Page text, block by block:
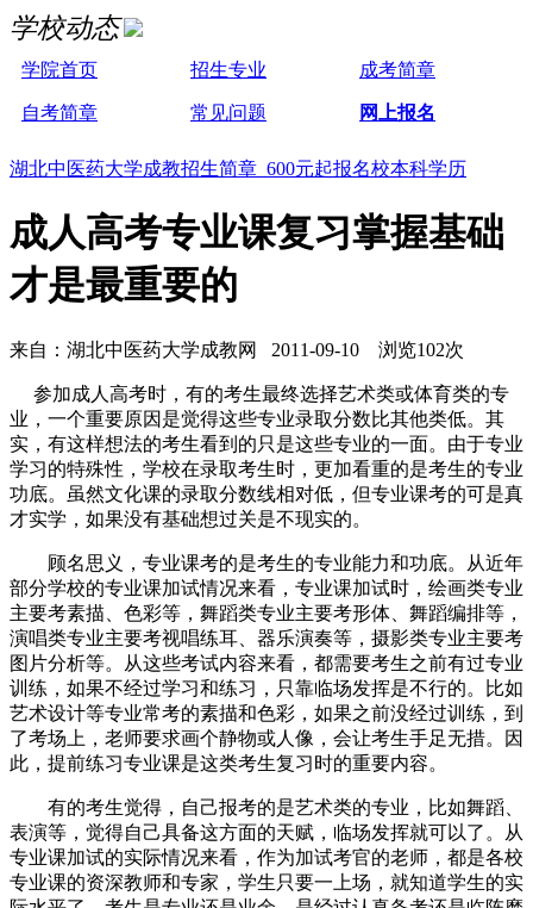
学校动态
学院首页 招生专业 成考简章
自考简章 常见问题 网上报名
湖北中医药大学成教招生简章 600元起报名校本科学历
成人高考专业课复习掌握基础
才是最重要的
来自：湖北中医药大学成教网 2011-09-10 浏览102次
参加成人高考时，有的考生最终选择艺术类或体育类的专
业，一个重要原因是觉得这些专业录取分数比其他类低。其
实，有这样想法的考生看到的只是这些专业的一面。由于专业
学习的特殊性，学校在录取考生时，更加看重的是考生的专业
功底。虽然文化课的录取分数线相对低，但专业课考的可是真
才实学，如果没有基础想过关是不现实的。
顾名思义，专业课考的是考生的专业能力和功底。从近年
部分学校的专业课加试情况来看，专业课加试时，绘画类专业
主要考素描、色彩等，舞蹈类专业主要考形体、舞蹈编排等，
演唱类专业主要考视唱练耳、器乐演奏等，摄影类专业主要考
图片分析等。从这些考试内容来看，都需要考生之前有过专业
训练，如果不经过学习和练习，只靠临场发挥是不行的。比如
艺术设计等专业常考的素描和色彩，如果之前没经过训练，到
了考场上，老师要求画个静物或人像，会让考生手足无措。因
此，提前练习专业课是这类考生复习时的重要内容。
有的考生觉得，自己报考的是艺术类的专业，比如舞蹈、
表演等，觉得自己具备这方面的天赋，临场发挥就可以了。从
专业课加试的实际情况来看，作为加试考官的老师，都是各校
专业课的资深教师和专家，学生只要一上场，就知道学生的实